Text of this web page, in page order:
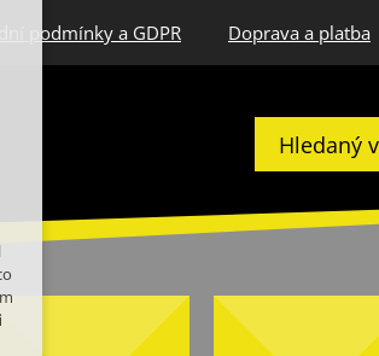
podmínky a GDPR Doprava a platba